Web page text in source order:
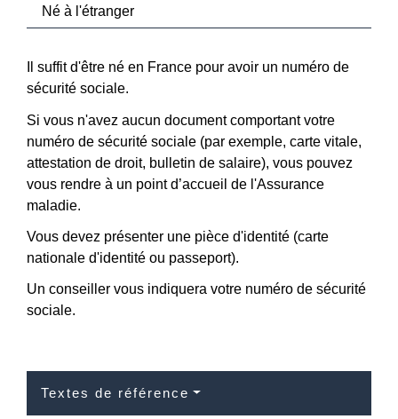
Né à l'étranger
Il suffit d'être né en France pour avoir un numéro de
sécurité sociale.
Si vous n'avez aucun document comportant votre
numéro de sécurité sociale (par exemple, carte vitale,
attestation de droit, bulletin de salaire), vous pouvez
vous rendre à un point d’accueil de l'Assurance
maladie.
Vous devez présenter une pièce d'identité (carte
nationale d'identité ou passeport).
Un conseiller vous indiquera votre numéro de sécurité
sociale.
Textes de référence